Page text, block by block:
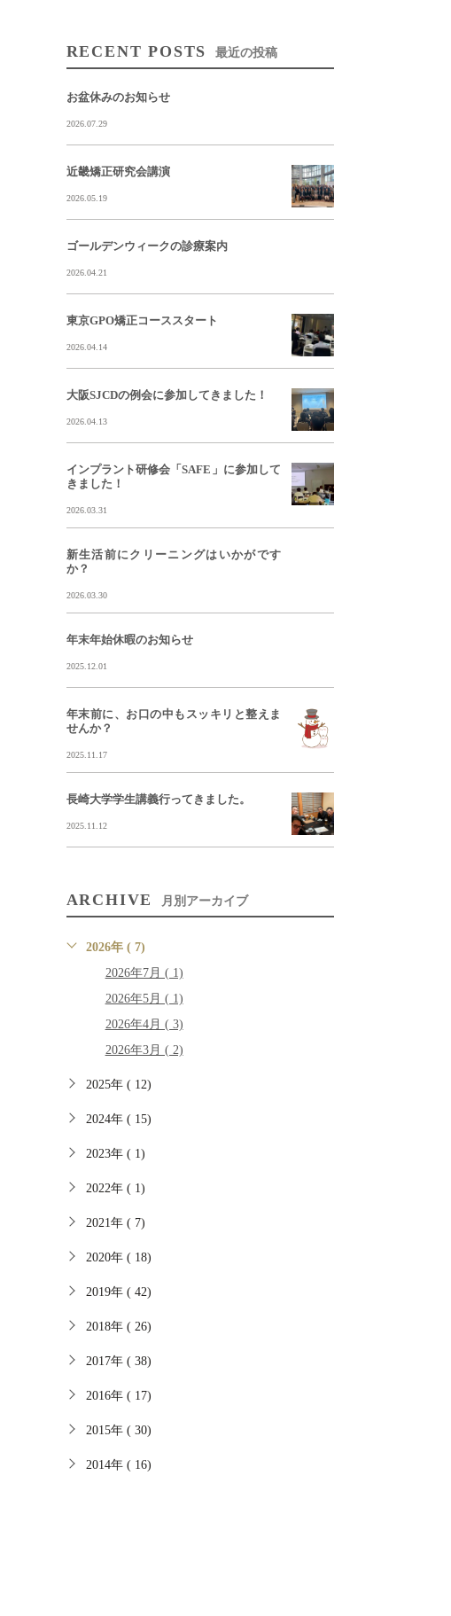
RECENT POSTS 最近の投稿
お盆休みのお知らせ
2026.07.29
近畿矯正研究会講演
2026.05.19
ゴールデンウィークの診療案内
2026.04.21
東京GPO矯正コーススタート
2026.04.14
大阪SJCDの例会に参加してきました！
2026.04.13
インプラント研修会「SAFE」に参加して
きました！
2026.03.31
新生活前にクリーニングはいかがです
か？
2026.03.30
年末年始休暇のお知らせ
2025.12.01
年末前に、お口の中もスッキリと整えま
せんか？
2025.11.17
長崎大学学生講義行ってきました。
2025.11.12
ARCHIVE 月別アーカイブ
2026年 ( 7)
2026年7月 ( 1)
2026年5月 ( 1)
2026年4月 ( 3)
2026年3月 ( 2)
2025年 ( 12)
2024年 ( 15)
2023年 ( 1)
2022年 ( 1)
2021年 ( 7)
2020年 ( 18)
2019年 ( 42)
2018年 ( 26)
2017年 ( 38)
2016年 ( 17)
2015年 ( 30)
2014年 ( 16)